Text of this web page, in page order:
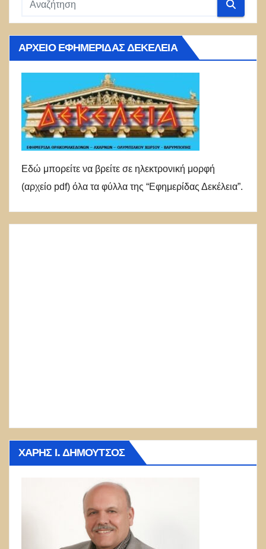
ΑΡΧΕΊΟ ΕΦΗΜΕΡΊΔΑΣ ΔΕΚΈΛΕΙΑ
Εδώ μπορείτε να βρείτε σε ηλεκτρονική μορφή
(αρχείο pdf) όλα τα φύλλα της “Εφημερίδας Δεκέλεια”.
ΧΆΡΗΣ Ι. ΔΗΜΟΎΤΣΟΣ